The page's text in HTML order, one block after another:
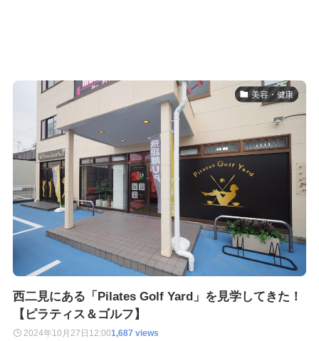
美容・健康
西二見にある「Pilates Golf Yard」を見学してきた！
【ピラティス＆ゴルフ】
2024年10月27日 12:001,687 views